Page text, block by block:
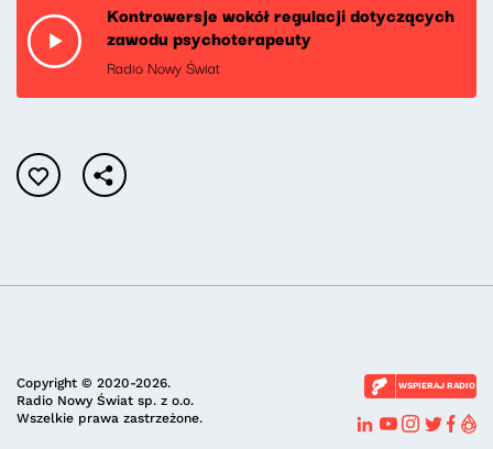
Kontrowersje wokół regulacji dotyczących
zawodu psychoterapeuty
Radio Nowy Świat
Copyright © 2020-2026.
Radio Nowy Świat sp. z o.o.
Wszelkie prawa zastrzeżone.
WSPIERAJ RADIO